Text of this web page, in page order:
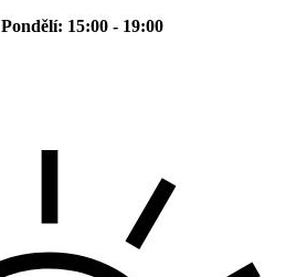
Pondělí: 15:00 - 19:00